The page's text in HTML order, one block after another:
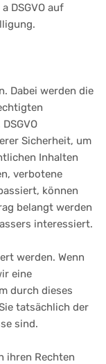
DSGVO auf
Dabei werden die
Sicherheit, um
Inhalten
verbotene
können
belangt werden
interessiert.
werden. Wenn
eine
durch dieses
tatsächlich der
sind.
ihren Rechten